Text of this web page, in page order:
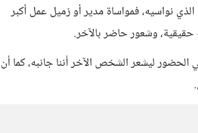
نواسيه، فمواساة مدير أو زميل عمل أكبر
وشعور حاضر بالآخر.
ليشعر الشخص الآخر أننا جانبه، كما أن